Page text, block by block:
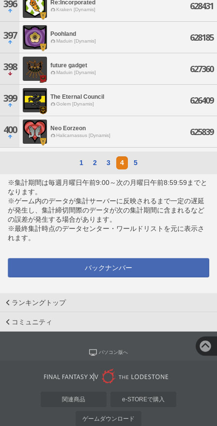
396 Re:Incorporated
Kraken [Dynamis] 628431
397 Poohland
Maduin [Dynamis] 628185
398 future gadget
Maduin [Dynamis] 627360
399 The Eternal Council
Golem [Dynamis] 626409
400 Neo Eorzeon
Halicarnassus [Dynamis] 625839
1 2 3 4 5
※集計期間は毎週月曜日午前9:00～次の月曜日午前8:59:59までと
なります。
※ゲーム内のデータが集計サーバーに反映されるまで一定の遅延
が発生し、集計締切間際のデータが次の集計期間に含まれるなど
の誤差が発生する場合があります。
※最終集計時点のデータセンター・ワールドリストを元に表示さ
れます。
バックナンバー
ランキングトップ
コミュニティ
パソコン版へ
関連商品 e-STOREで購入
ゲームダウンロード